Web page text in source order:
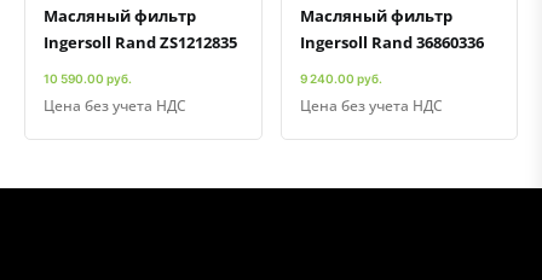
Масляный фильтр
Ingersoll Rand ZS1212835
10 590.00 руб.
Цена без учета НДС
Масляный фильтр
Ingersoll Rand 36860336
9 240.00 руб.
Цена без учета НДС